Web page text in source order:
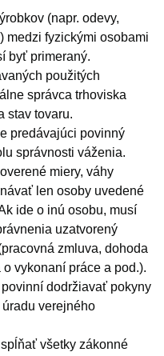
(napr. odevy,
medzi fyzickými osobami
byť primeraný.
použitých
správca trhoviska
stav tovaru.
predávajúci povinný
správnosti váženia.
miery, váhy
len osoby uvedené
ide o inú osobu, musí
uzatvorený
zmluva, dohoda
vykonaní práce a pod.).
dodržiavať pokyny
verejného
všetky zákonné